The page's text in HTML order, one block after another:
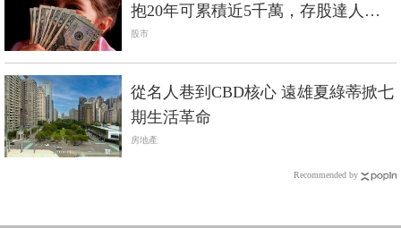
抱20年可累積近5千萬，存股達人含
恨：好股票千萬賣不得！
股市
從名人巷到CBD核心 遠雄夏綠蒂掀七
期生活革命
房地產
Recommended by